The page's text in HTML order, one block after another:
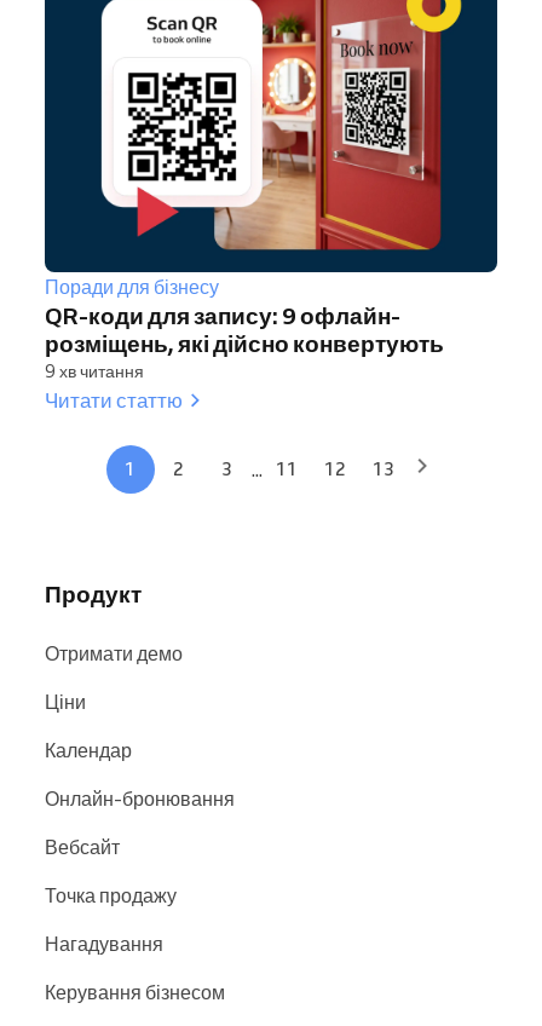
Поради для бізнесу
QR-коди для запису: 9 офлайн-
розміщень, які дійсно конвертують
9 хв читання
Читати статтю
1 2 3 ... 11 12 13
Продукт
Отримати демо
Ціни
Календар
Онлайн-бронювання
Вебсайт
Точка продажу
Нагадування
Керування бізнесом